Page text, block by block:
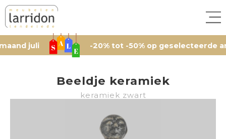
juli -20% tot -50% op geselecteerde
Beeldje keramiek
keramiek zwart